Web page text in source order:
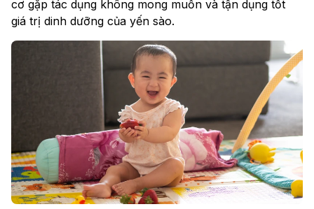
cơ gặp tác dụng không mong muốn và tận dụng tốt
giá trị dinh dưỡng của yến sào.